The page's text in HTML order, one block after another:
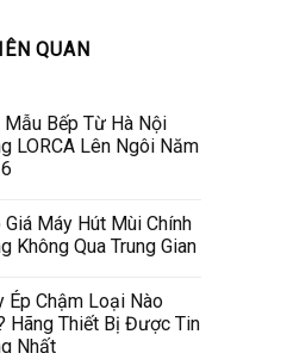
QUAN
Mẫu Bếp Từ Hà Nội
LORCA Lên Ngôi Năm
Giá Máy Hút Mùi Chính
Không Qua Trung Gian
Ép Chậm Loại Nào
Hãng Thiết Bị Được Tin
Nhất